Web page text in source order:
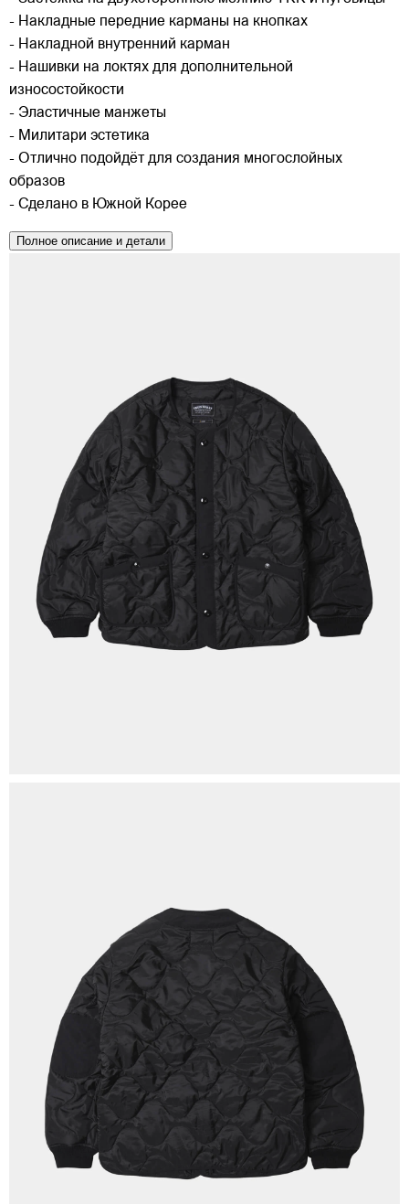
- Накладные передние карманы на кнопках
- Накладной внутренний карман
- Нашивки на локтях для дополнительной
износостойкости
- Эластичные манжеты
- Милитари эстетика
- Отлично подойдёт для создания многослойных
образов
- Сделано в Южной Корее
Полное описание и детали